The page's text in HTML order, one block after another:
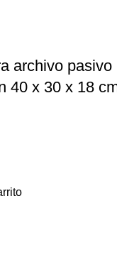
archivo pasivo
40 x 30 x 18